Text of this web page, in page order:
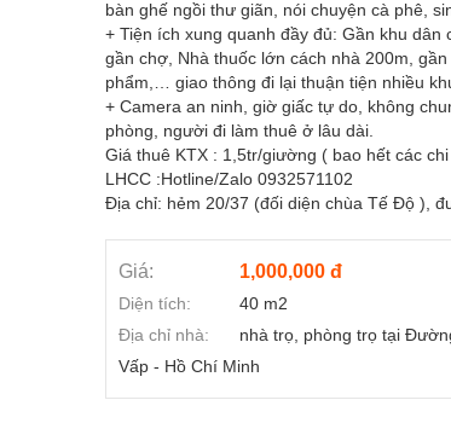
bàn ghế ngồi thư giãn, nói chuyện cà phê,
+ Tiện ích xung quanh đầy đủ: Gần khu
gần chợ, Nhà thuốc lớn cách nhà 200m,
phẩm,… giao thông đi lại thuận tiện nhiều
+ Camera an ninh, giờ giấc tự do, không
phòng, người đi làm thuê ở lâu dài.
Giá thuê KTX : 1,5tr/giường ( bao hết các
LHCC :Hotline/Zalo 0932571102
Địa chỉ: hẻm 20/37 (đối diện chùa Tế Độ ),
Giá: 1,000,000 đ
Diện tích:
40 m2
Địa chỉ nhà:
nhà trọ, phòng trọ tại
Vấp - Hồ Chí Minh